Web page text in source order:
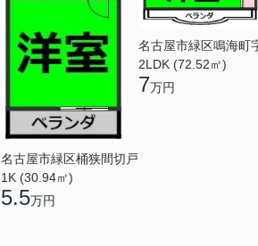
名古屋市緑区桶狭間切戸
1K (30.94㎡)
5.5万円
名古屋市緑区鳴海町
2LDK (72.52㎡)
7万円